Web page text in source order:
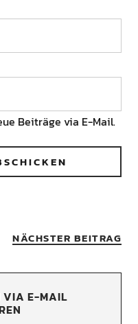
Beiträge via E-Mail.
NÄCHSTER BEITRAG
VIA E-MAIL